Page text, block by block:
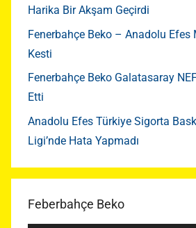
Harika Bir Akşam Geçirdi
Fenerbahçe Beko – Anadolu Efes
Kesti
Fenerbahçe Beko Galatasaray
Etti
Anadolu Efes Türkiye Sigorta
Ligi’nde Hata Yapmadı
Feberbahçe Beko